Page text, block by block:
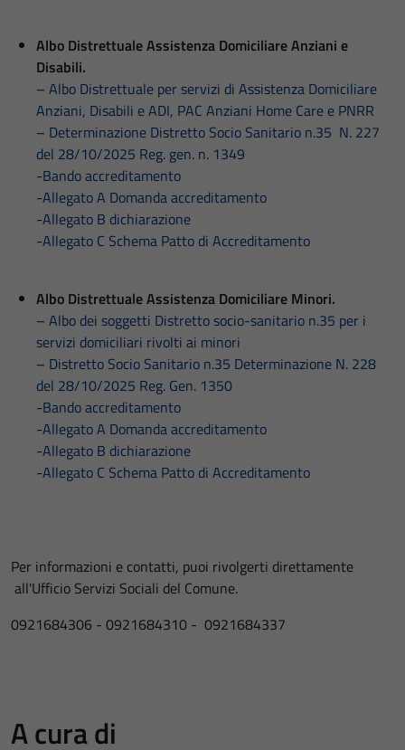
Albo Distrettuale Assistenza Domiciliare Anziani e
Disabili.
– Albo Distrettuale per servizi di Assistenza Domiciliare
Anziani, Disabili e ADI, PAC Anziani Home Care e PNRR
– Determinazione Distretto Socio Sanitario n.35 N. 227
del 28/10/2025 Reg. gen. n. 1349
-Bando accreditamento
-Allegato A Domanda accreditamento
-Allegato B dichiarazione
-Allegato C Schema Patto di Accreditamento
Albo Distrettuale Assistenza Domiciliare Minori.
– Albo dei soggetti Distretto socio-sanitario n.35 per i
servizi domiciliari rivolti ai minori
– Distretto Socio Sanitario n.35 Determinazione N. 228
del 28/10/2025 Reg. Gen. 1350
-Bando accreditamento
-Allegato A Domanda accreditamento
-Allegato B dichiarazione
-Allegato C Schema Patto di Accreditamento
Per informazioni e contatti, puoi rivolgerti direttamente
all'Ufficio Servizi Sociali del Comune.
0921684306 - 0921684310 - 0921684337
A cura di